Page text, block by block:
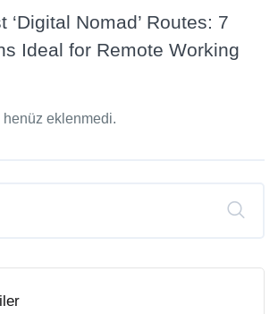
‘Digital Nomad’ Routes: 7
Ideal for Remote Working
henüz eklenmedi.